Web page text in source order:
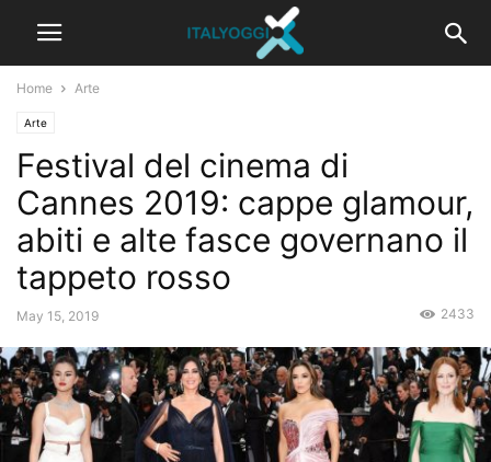
Home Arte
Arte
Festival del cinema di
Cannes 2019: cappe glamour,
abiti e alte fasce governano il
tappeto rosso
May 15, 2019 2433